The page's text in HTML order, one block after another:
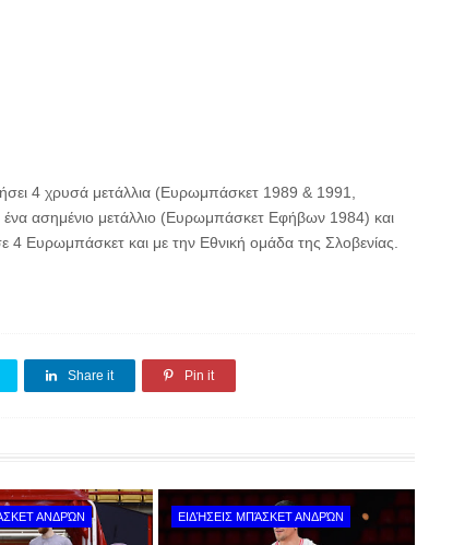
4 χρυσά μετάλλια (Ευρωμπάσκετ 1989 & 1991,
ασημένιο μετάλλιο (Ευρωμπάσκετ Εφήβων 1984) και
4 Ευρωμπάσκετ και με την Εθνική ομάδα της Σλοβενίας.
Share it Pin it
ΑΝΔΡΏΝ ΕΙΔΉΣΕΙΣ ΜΠΆΣΚΕΤ ΑΝΔΡΏΝ